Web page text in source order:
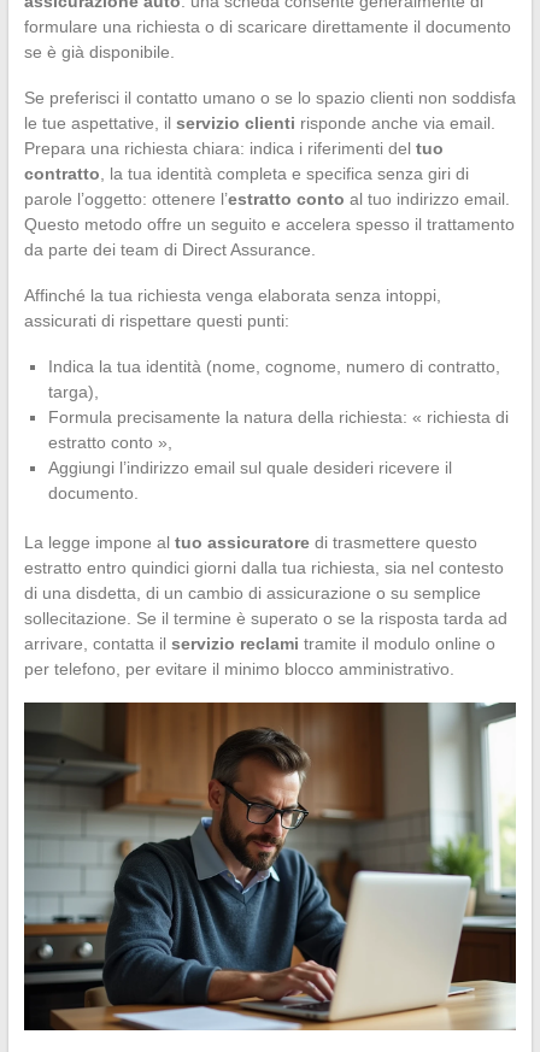
formulare una richiesta o di scaricare direttamente il documento
se è già disponibile.
Se preferisci il contatto umano o se lo spazio clienti non soddisfa
le tue aspettative, il servizio clienti risponde anche via email.
Prepara una richiesta chiara: indica i riferimenti del tuo
contratto , la tua identità completa e specifica senza giri di
parole l’oggetto: ottenere l’estratto conto al tuo indirizzo email.
Questo metodo offre un seguito e accelera spesso il trattamento
da parte dei team di Direct Assurance.
Affinché la tua richiesta venga elaborata senza intoppi,
assicurati di rispettare questi punti:
Indica la tua identità (nome, cognome, numero di contratto,
targa),
Formula precisamente la natura della richiesta: « richiesta di
estratto conto »,
Aggiungi l’indirizzo email sul quale desideri ricevere il
documento.
La legge impone al tuo assicuratoredi trasmettere questo
estratto entro quindici giorni dalla tua richiesta, sia nel contesto
di una disdetta, di un cambio di assicurazione o su semplice
sollecitazione. Se il termine è superato o se la risposta tarda ad
arrivare, contatta il servizio reclami tramite il modulo online o
per telefono, per evitare il minimo blocco amministrativo.